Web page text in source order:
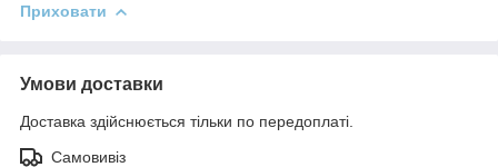
Приховати
Умови доставки
Доставка здійснюється тільки по передоплаті.
Самовивіз